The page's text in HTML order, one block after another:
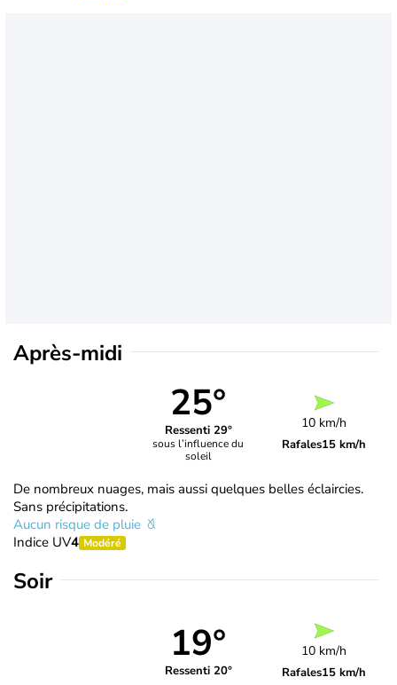
Après-midi
25°
Ressenti 29°
sous l’influence du
soleil
10 km/h
Rafales15 km/h
De nombreux nuages, mais aussi quelques belles éclaircies.
Sans précipitations.
Aucun risque de pluie
Indice UV4 Modéré
Soir
19°
Ressenti 20°
10 km/h
Rafales15 km/h